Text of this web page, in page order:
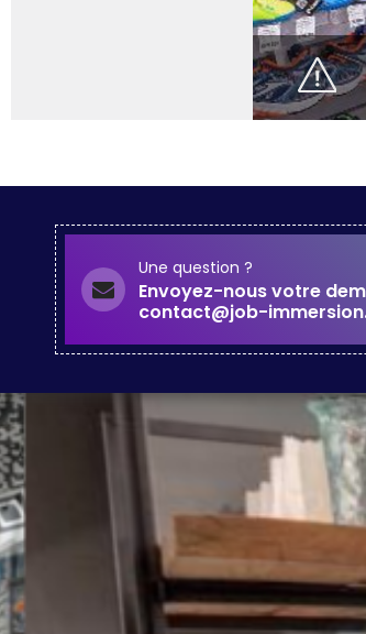
Une question ?
Envoyez-nous votre
contact@job-